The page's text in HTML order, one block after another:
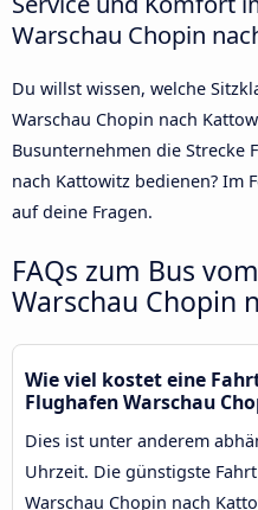
Warschau Chopin
Du willst wissen, welche
Warschau Chopin nach
Busunternehmen die Strecke
nach Kattowitz bedienen? Im
auf deine Fragen.
FAQs zum Bus
Warschau Chopin
Wie viel kostet eine
Flughafen Warschau
Dies ist unter anderem
Uhrzeit. Die günstigste
Warschau Chopin nach